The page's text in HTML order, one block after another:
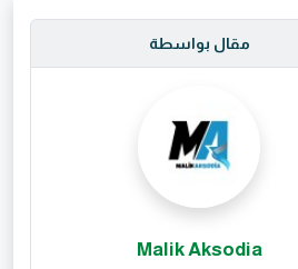
مقال بواسطة
Malik Aksodia